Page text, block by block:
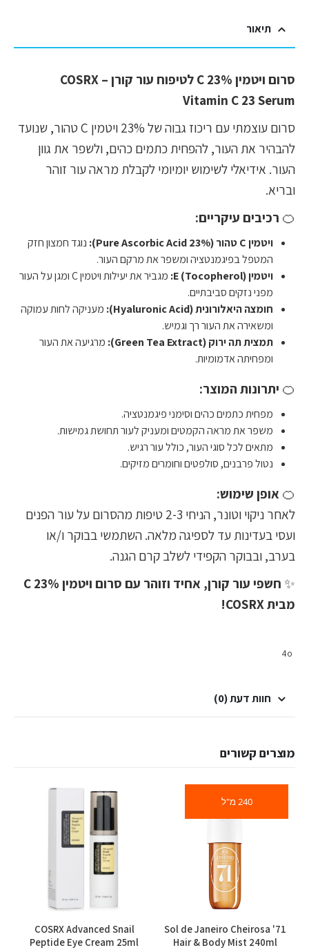
תיאור
סרום ויטמין C 23% לטיפוח עור קורן – COSRX
Vitamin C 23 Serum
סרום עוצמתי עם ריכוז גבוה של 23% ויטמין C טהור, שנועד
להבהיר את העור, להפחית כתמים כהים, ולשפר את גוון
העור. אידיאלי לשימוש יומיומי לקבלת מראה עור זוהר
ובריא.
🍊 רכיבים עיקריים:
ויטמין C טהור (Pure Ascorbic Acid 23%):
נוגד חמצון חזק
המטפל בפיגמנטציה ומשפר את מרקם העור.
ויטמין E (Tocopherol):
מגביר את יעילות ויטמין C ומגן על העור
מפני נזקים סביבתיים.
חומצה היאלורונית (Hyaluronic Acid):
מעניקה לחות עמוקה
ומשאירה את העור רך וגמיש.
תמצית תה ירוק (Green Tea Extract):
מרגיעה את העור
ומפחיתה אדמומיות.
🍊 יתרונות המוצר:
מפחית כתמים כהים וסימני פיגמנטציה.
משפר את מראה הקמטים ומעניק לעור תחושת גמישות.
מתאים לכל סוגי העור, כולל עור רגיש.
נטול פרבנים, סולפטים וחומרים מזיקים.
🍊 אופן שימוש:
לאחר ניקוי וטונר, הניחי 2-3 טיפות מהסרום על עור הפנים
ועסי בעדינות עד לספיגה מלאה. השתמשי בבוקר ו/או
בערב, ובבוקר הקפידי לשלב קרם הגנה.
✨
חשפי עור קורן, אחיד וזוהר עם סרום ויטמין C 23%
מבית COSRX!
4o
חוות דעת (0)
מוצרים קשורים
240 מ"ל
Sol de Janeiro Cheirosa '71
Hair & Body Mist 240ml
COSRX Advanced Snail
Peptide Eye Cream 25ml